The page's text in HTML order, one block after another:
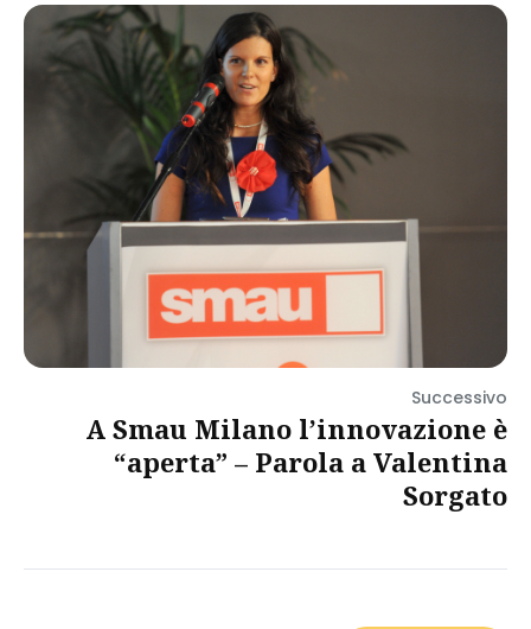
Successivo
A Smau Milano l’innovazione è
“aperta” – Parola a Valentina
Sorgato